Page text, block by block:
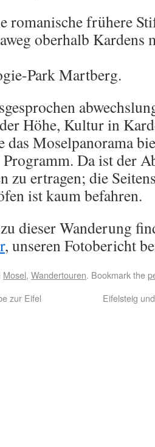
romanische frühere
oberhalb
Park Martberg.
Höhe, Kultur in
Moselpanorama
Programm. Da ist der
zu ertragen; die
ist kaum befahren.
dieser Wanderung
, unseren Fotobericht
Mosel, Wandertouren. Bookmark the
zur Eifel Eifelsteig